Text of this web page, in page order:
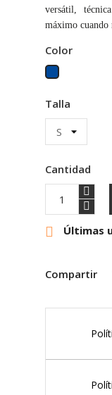
versátil,
máximo cuando
Color
Azul
Talla
Cantidad
 Últimas
Compartir